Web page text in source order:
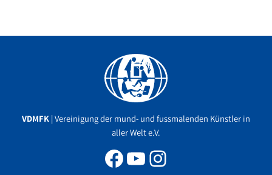
VDMFK | Vereinigung der mund- und fussmalenden Künstler in
aller Welt e.V.
Facebook
YouTube
Instagram